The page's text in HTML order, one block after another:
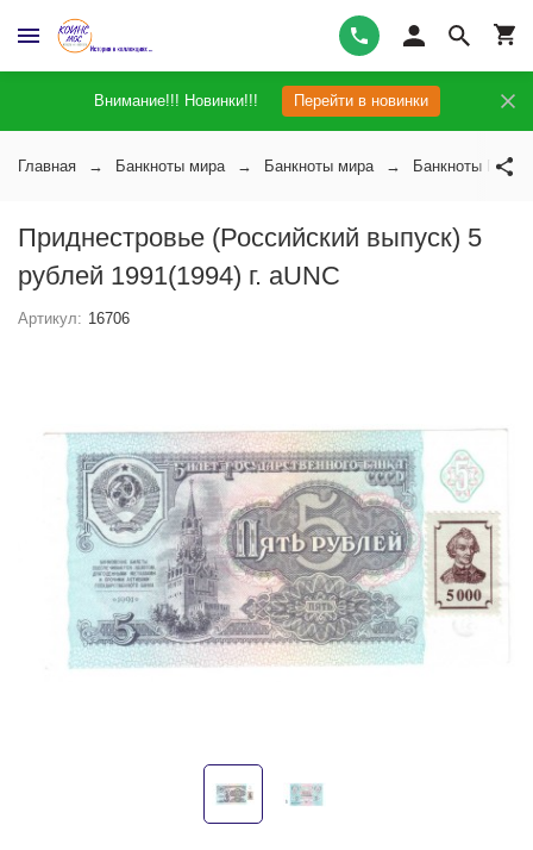
Внимание!!! Новинки!!! Перейти в новинки
Главная Банкноты мира Банкноты мира Банкноты
Приднестровье (Российский выпуск) 5
рублей 1991(1994) г. aUNC
Артикул: 16706